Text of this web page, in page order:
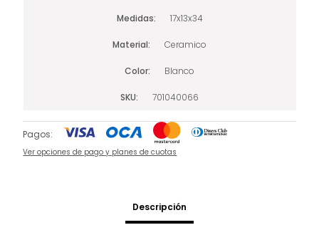
Medidas 17x13x34
Material Ceramico
Color Blanco
SKU 701040066
Pagos:
Ver opciones de pago y planes de cuotas
Descripción